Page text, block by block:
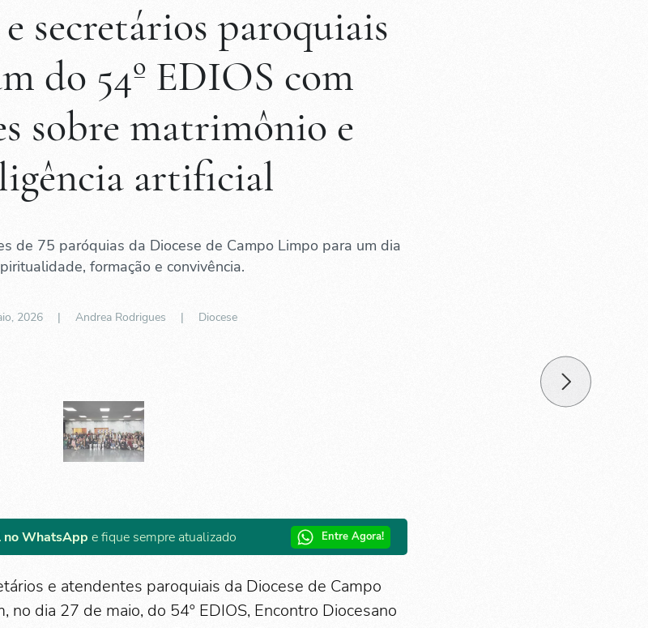
secretários paroquiais
do 54º EDIOS com
sobre matrimônio e
artificial
de 75 paróquias da Diocese de Campo Limpo para um dia
formação e convivência.
2026| Andrea Rodrigues | Diocese
no WhatsApp e fique sempre atualizado Entre Agora!
e atendentes paroquiais da Diocese de Campo
no dia 27 de maio, do 54º EDIOS, Encontro Diocesano